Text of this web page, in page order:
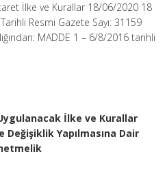
İlke ve Kurallar 18/06/2020 18
Resmi Gazete Sayı: 31159
MADDE 1 – 6/8/2016 tarihli
İlke ve Kurallar
Yapılmasına Dair